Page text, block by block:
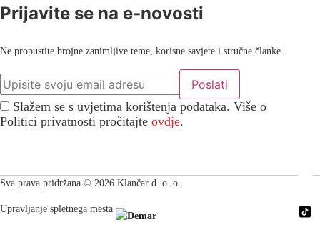
Prijavite se na e-novosti
Ne propustite brojne zanimljive teme, korisne savjete i stručne članke.
Slažem se s uvjetima korištenja podataka. Više o
Politici privatnosti pročitajte ovdje.
Sva prava pridržana © 2026 Klančar d. o. o.
Upravljanje spletnega mesta